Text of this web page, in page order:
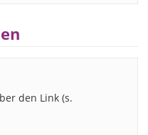
den Link (s.